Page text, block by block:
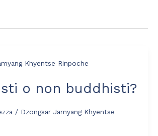
o non buddhisti?
/ Dzongsar Jamyang Khyentse